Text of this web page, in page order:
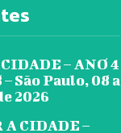
– ANO 4
São Paulo, 08 a
2026
CIDADE –